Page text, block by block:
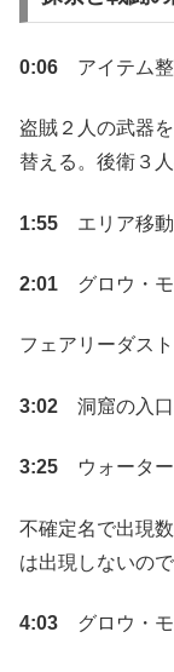
0:06 アイテム
盗賊２人の武器
替える。後衛３
1:55 エリア移動
2:01 グロウ・モ
フェアリーダス
3:02 洞窟の入口
3:25 ウォーター
不確定名で出現
は出現しないの
4:03 グロウ・モ